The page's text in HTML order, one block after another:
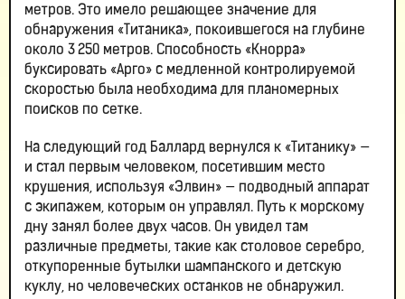
метров. Это имело решающее значение для
обнаружения «Титаника», покоившегося на глубине
около 3 250 метров. Способность «Кнорра»
буксировать «Арго» с медленной контролируемой
скоростью была необходима для планомерных
поисков по сетке.
На следующий год Баллард вернулся к «Титанику» —
и стал первым человеком, посетившим место
крушения, используя «Элвин» — подводный аппарат
с экипажем, которым он управлял. Путь к морскому
дну занял более двух часов. Он увидел там
различные предметы, такие как столовое серебро,
откупоренные бутылки шампанского и детскую
куклу, но человеческих останков не обнаружил.